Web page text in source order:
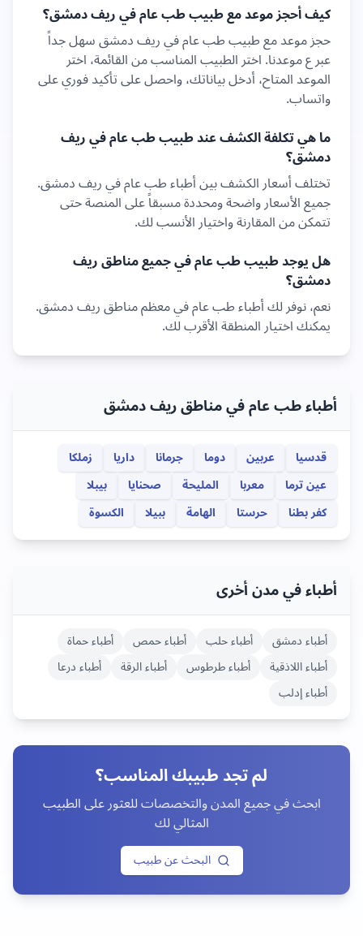
كيف أحجز موعد مع طبيبطب عامفيريف دمشق؟
حجز موعد مع طبيبطب عامفيريف دمشقسهل جداً
عبر ع موعدنا. اختر الطبيب المناسب من القائمة، اختر
الموعد المتاح، أدخل بياناتك، واحصل على تأكيد فوري على
واتساب.
ما هي تكلفة الكشف عند طبيبطب عامفيريف
دمشق؟
تختلف أسعار الكشف بين أطباءطب عامفيريف دمشق.
جميع الأسعار واضحة ومحددة مسبقاً على المنصة حتى
تتمكن من المقارنة واختيار الأنسب لك.
هل يوجد طبيبطب عامفي جميع مناطقريف
دمشق؟
نعم، نوفر لك أطباءطب عامفي معظم مناطقريف دمشق.
يمكنك اختيار المنطقة الأقرب لك.
أطباء طب عام في مناطق ريف دمشق
قدسيا عربين دوما جرمانا داريا
زملكا
عين ترما
معربا المليحة صحنايا
بيبلا
كفر بطنا
حرستا الهامة ببيلا الكسوة
أطباء في مدن أخرى
أطباءدمشق أطباءحلب أطباءحمص أطباءحماة
أطباءاللاذقية أطباءطرطوس أطباءالرقة أطباءدرعا
أطباءإدلب
لم تجد طبيبك المناسب؟
ابحث في جميع المدن والتخصصات للعثور على الطبيب
المثالي لك
البحث عن طبيب